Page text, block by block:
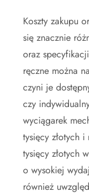
Koszty zakupu
się znacznie
oraz
ręczne można
czyni je
czy
wyciągarek
tysięcy złotych
tysięcy złotych
o wysokiej
również